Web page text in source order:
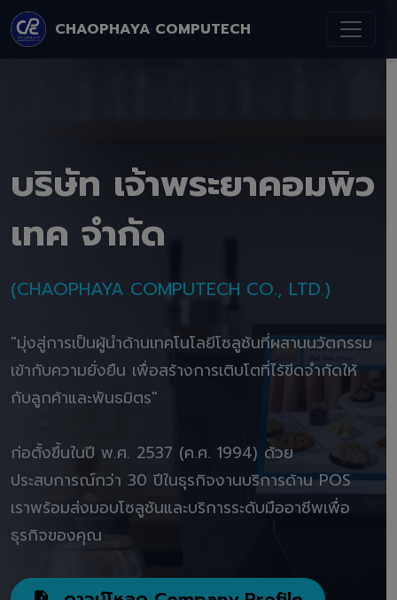
CHAOPHAYA COMPUTECH
บริษัท เจ้าพระยาคอมพิว
เทค จำกัด
(CHAOPHAYA COMPUTECH CO., LTD.)
"มุ่งสู่การเป็นผู้นำด้านเทคโนโลยีโซลูชันที่ผสานนวัตกรรม
เข้ากับความยั่งยืน เพื่อสร้างการเติบโตที่ไร้ขีดจำกัดให้
กับลูกค้าและพันธมิตร"
ก่อตั้งขึ้นในปี พ.ศ. 2537 (ค.ศ. 1994) ด้วย
ประสบการณ์กว่า 30 ปีในธุรกิจงานบริการด้าน POS
เราพร้อมส่งมอบโซลูชันและบริการระดับมืออาชีพเพื่อ
ธุรกิจของคุณ